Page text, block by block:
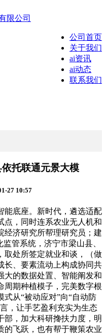
公司首页
关于我们
ai资讯
ai动态
联系我们
托联通元景大模
27 10:57
底座。新时代，遴选适配
点，同时连系农业无人机和
经济研究所帮理研究员；建
管系统，济宁市梁山县、
取处所签定就业和谈，（做
长、要素流动上构成协同共
大的数据处置、智能阐发和
周期种植模子，完美数字根
从“被动应对”向“自动防
，让手艺盈利充实为生态
部，加大科研搀扶力度，明
的飞跃，也有帮于鞭策农业